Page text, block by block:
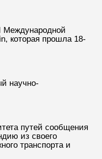
Международной
которая прошла 18-
научно-
путей сообщения
из своего
транспорта и